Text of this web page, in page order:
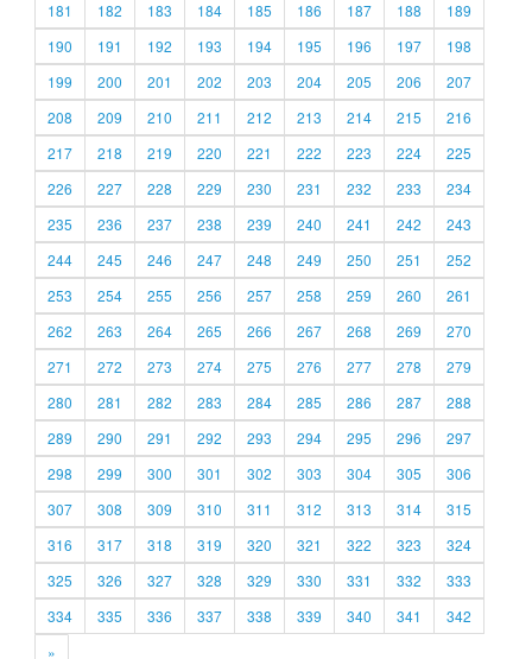
181
182 183 184 185 186 187 188
189
190
191 192 193 194 195 196 197
198
199
200 201 202 203 204 205 206
207
208
209 210 211 212 213 214 215
216
217
218 219 220 221 222 223 224
225
226
227 228 229 230 231 232 233
234
235
236 237 238 239 240 241 242
243
244
245 246 247 248 249 250 251
252
253
254 255 256 257 258 259 260
261
262
263 264 265 266 267 268 269
270
271
272 273 274 275 276 277 278
279
280
281 282 283 284 285 286 287
288
289
290 291 292 293 294 295 296
297
298
299 300 301 302 303 304 305
306
307
308 309 310 311 312 313 314
315
316
317 318 319 320 321 322 323
324
325
326 327 328 329 330 331 332
333
334
335 336 337 338 339 340 341
342
»